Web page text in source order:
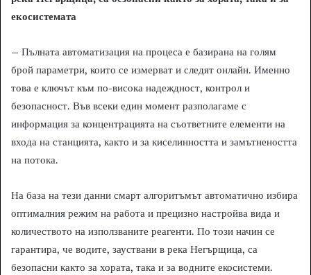
екосистемата
– Пълната автоматизация на процеса е базирана на голям
брой параметри, които се измерват и следят онлайн. Именно
това е ключът към по-висока надеждност, контрол и
безопасност. Във всеки един момент разполагаме с
информация за концентрацията на съответните елементи на
входа на станцията, както и за киселинността и замътнеността
на потока.
На база на тези данни смарт алгоритъмът автоматично избира
оптималния режим на работа и прецизно настройва вида и
количеството на използваните реагенти. По този начин се
гарантира, че водите, зауствани в река Негърщица, са
безопасни както за хората, така и за водните екосистеми.